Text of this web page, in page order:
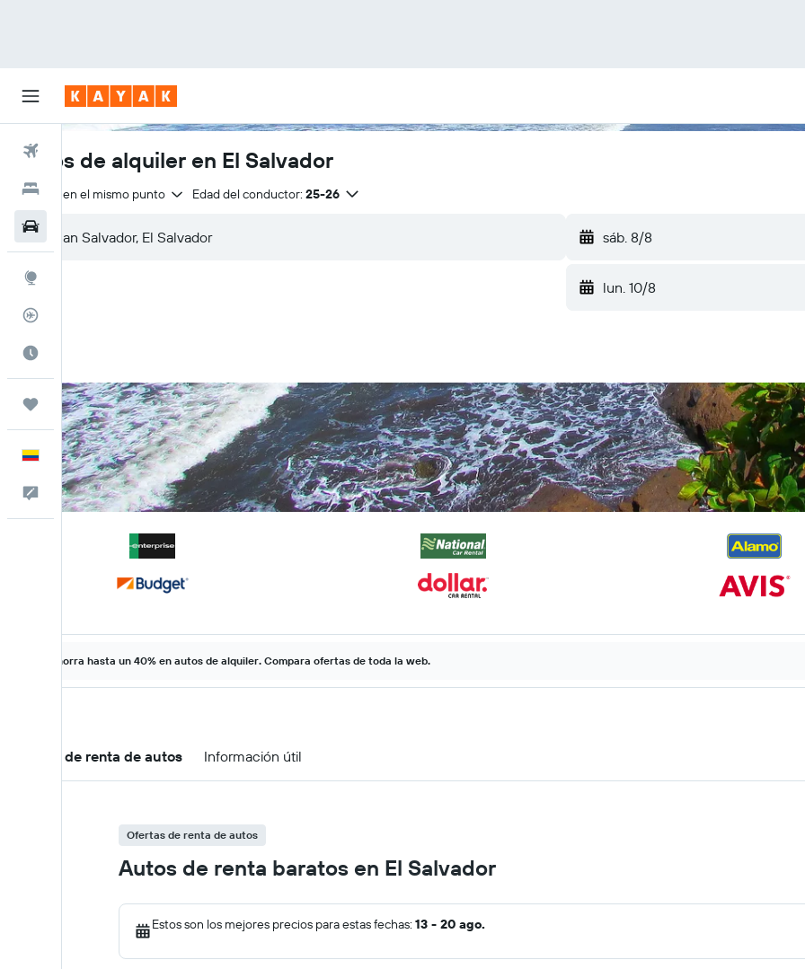
Vuelos
Hoteles
Trips
Español
Comentarios
Autos de alquiler en El Salvador
Entrega en el mismo punto Edad del conductor: 25-26
sáb. 8/8
lun. 10/8
Ahorra hasta un 40% en autos de alquiler. Compara ofertas de toda la web.
Ofertas de renta de autos Información útil
Ofertas de renta de autos
Autos de renta baratos en El Salvador
Estos son los mejores precios para estas fechas: 13 - 20 ago.